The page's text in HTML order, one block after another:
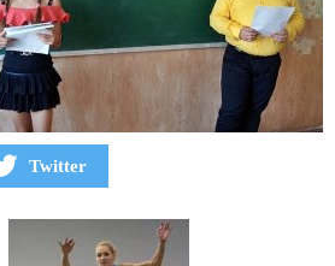
Twitter